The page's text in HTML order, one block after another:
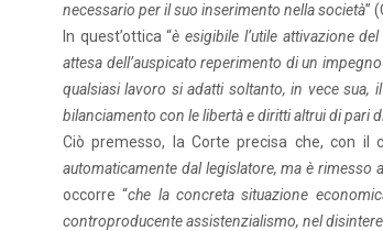
necessario per il suo inserimento nella società”
In quest’ottica “è esigibile l’utile attivazione
attesa dell’auspicato reperimento di un
qualsiasi lavoro si adatti soltanto, in vece sua,
bilanciamento con le libertà e diritti altrui di pari
Ciò premesso, la Corte precisa che, con il
automaticamente dal legislatore, ma è rimesso
occorre “che la concreta situazione
controproducente assistenzialismo, nel